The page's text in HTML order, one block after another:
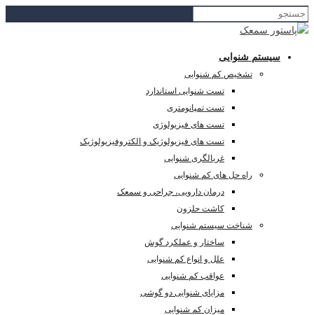
سیستم شنوایی
تشخیص کم شنوایی
تست شنوایی استاندارد
تست تمپانومتری
تست های فیزیولوژی
تست های فیزیولوژیک و الکتروفیزیولوژیک
غربالگری شنوایی
راه حل های کم شنوایی
درمان دارویی، جراحی و سمعک
کاشت حلزون
شناخت سیستم شنوایی
ساختار و عملکرد گوش
علل و انواع کم شنوایی
عواقب کم شنوایی
مزایای شنوایی دو گوشی
میزان کم شنوایی